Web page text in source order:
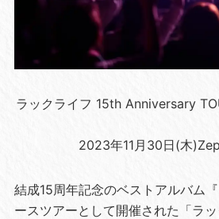
ラックライフ 15th Anniversary
2023年11月30日(木
結成15周年記念のベストアルバム
ースツアーとして開催された「ラ